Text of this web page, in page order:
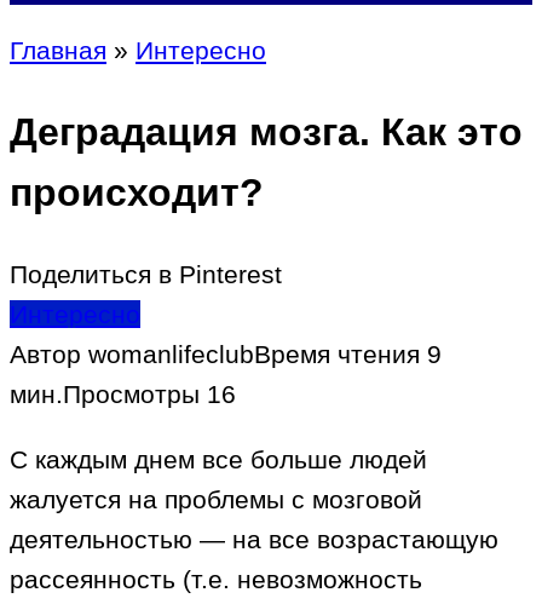
Главная » Интересно
Деградация мозга. Как это
происходит?
Поделиться в Pinterest
Интересно
Автор womanlifeclubВремя чтения 9
мин.Просмотры 16
С каждым днем все больше людей
жалуется на проблемы с мозговой
деятельностью — на все возрастающую
рассеянность (т.е. невозможность